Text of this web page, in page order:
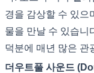
경을 감상할 수 있으
물을 만날 수 있습니
덕분에 매년 많은 관
더우트풀 사운드